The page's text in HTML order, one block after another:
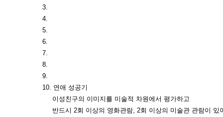
3.
4.
5.
6.
7.
8.
9.
10. 연애 성공기
이성친구의 이미지를 미술적 차원에서 평가하고
반드시 2회 이상의 영화관람, 2회 이상의 미술관 관람이 있